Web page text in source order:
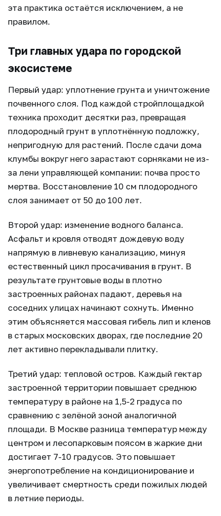
эта практика остаётся исключением, а не
правилом.
Три главных удара по городской
экосистеме
Первый удар: уплотнение грунта и уничтожение
почвенного слоя. Под каждой стройплощадкой
техника проходит десятки раз, превращая
плодородный грунт в уплотнённую подложку,
непригодную для растений. После сдачи дома
клумбы вокруг него зарастают сорняками не из-
за лени управляющей компании: почва просто
мертва. Восстановление 10 см плодородного
слоя занимает от 50 до 100 лет.
Второй удар: изменение водного баланса.
Асфальт и кровля отводят дождевую воду
напрямую в ливневую канализацию, минуя
естественный цикл просачивания в грунт. В
результате грунтовые воды в плотно
застроенных районах падают, деревья на
соседних улицах начинают сохнуть. Именно
этим объясняется массовая гибель лип и кленов
в старых московских дворах, где последние 20
лет активно перекладывали плитку.
Третий удар: тепловой остров. Каждый гектар
застроенной территории повышает среднюю
температуру в районе на 1,5-2 градуса по
сравнению с зелёной зоной аналогичной
площади. В Москве разница температур между
центром и лесопарковым поясом в жаркие дни
достигает 7-10 градусов. Это повышает
энергопотребление на кондиционирование и
увеличивает смертность среди пожилых людей
в летние периоды.